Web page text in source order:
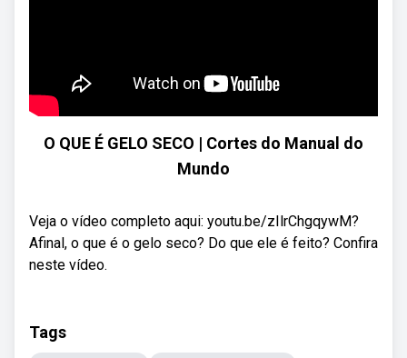
O QUE É GELO SECO | Cortes do Manual do
Mundo
Veja o vídeo completo aqui: youtu.be/zIlrChgqywM?
Afinal, o que é o gelo seco? Do que ele é feito? Confira
neste vídeo.
Tags